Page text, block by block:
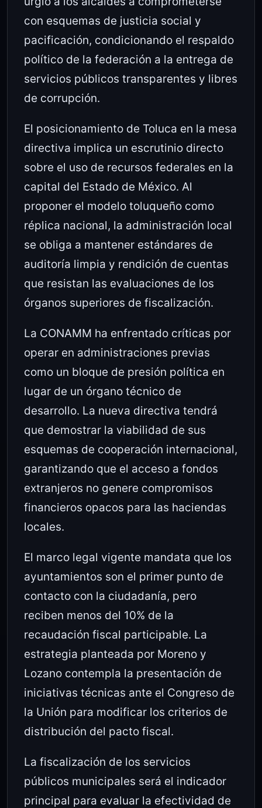
con esquemas de justicia social y
pacificación, condicionando el respaldo
político de la federación a la entrega de
servicios públicos transparentes y libres
de corrupción.
El posicionamiento de Toluca en la mesa
directiva implica un escrutinio directo
sobre el uso de recursos federales en la
capital del Estado de México. Al
proponer el modelo toluqueño como
réplica nacional, la administración local
se obliga a mantener estándares de
auditoría limpia y rendición de cuentas
que resistan las evaluaciones de los
órganos superiores de fiscalización.
La CONAMM ha enfrentado críticas por
operar en administraciones previas
como un bloque de presión política en
lugar de un órgano técnico de
desarrollo. La nueva directiva tendrá
que demostrar la viabilidad de sus
esquemas de cooperación internacional,
garantizando que el acceso a fondos
extranjeros no genere compromisos
financieros opacos para las haciendas
locales.
El marco legal vigente mandata que los
ayuntamientos son el primer punto de
contacto con la ciudadanía, pero
reciben menos del 10% de la
recaudación fiscal participable. La
estrategia planteada por Moreno y
Lozano contempla la presentación de
iniciativas técnicas ante el Congreso de
la Unión para modificar los criterios de
distribución del pacto fiscal.
La fiscalización de los servicios
públicos municipales será el indicador
principal para evaluar la efectividad de